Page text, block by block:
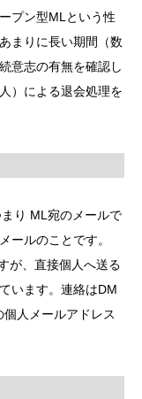
プン型MLという性
まりに長い期間（数
意志の有無を確認し
）による退会処理を
り ML宛のメールで
ールのことです。
が、直接個人へ送る
います。連絡はDM
人メールアドレス